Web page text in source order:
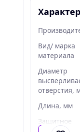
Вид/ марка
материала
Диаметр
отверстия,
Длина, мм
Защитное